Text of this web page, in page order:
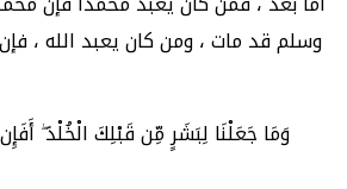
وسلم قد مات ، ومن كان يعبد الله ،